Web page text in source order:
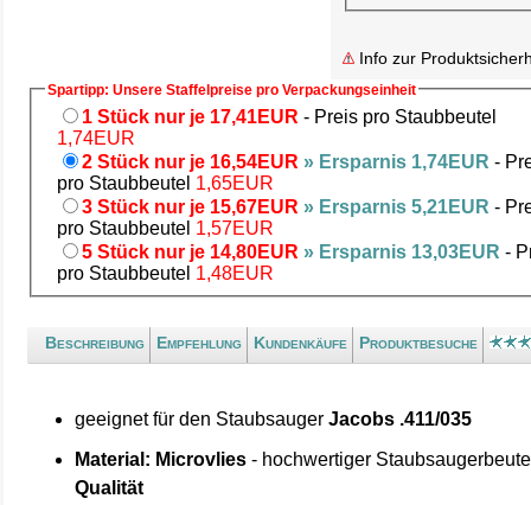
Info zur
Spartipp: Unsere Staffelpreise pro Verpackungseinheit
1 Stück nur je 17,41EUR - Preis pro Staubbeutel
1,74EUR
2 Stück nur je 16,54EUR » Ersparnis 1,74EUR -
pro Staubbeutel 1,65EUR
3 Stück nur je 15,67EUR » Ersparnis 5,21EUR -
pro Staubbeutel 1,57EUR
5 Stück nur je 14,80EUR » Ersparnis 13,03EUR -
pro Staubbeutel 1,48EUR
Beschreibung Empfehlung Kundenkäufe Produktbesuche
geeignet für den StaubsaugerJacobs .411/035
Material: Microvlies - hochwertiger
Qualität